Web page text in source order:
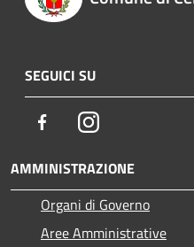
SEGUICI SU
FacebookInstagram
AMMINISTRAZIONE
Organi di Governo
Aree Amministrative